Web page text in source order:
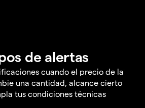
de alertas
cuando el precio de la
una cantidad, alcance cierto
tus condiciones técnicas